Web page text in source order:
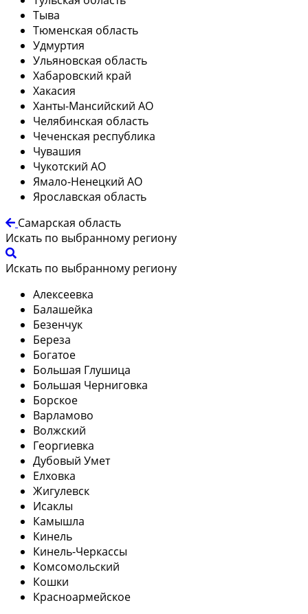
Тыва
Тюменская область
Удмуртия
Ульяновская область
Хабаровский край
Хакасия
Ханты-Мансийский АО
Челябинская область
Чеченская республика
Чувашия
Чукотский АО
Ямало-Ненецкий АО
Ярославская область
Самарская область
Искать по выбранному региону
Искать по выбранному региону
Алексеевка
Балашейка
Безенчук
Береза
Богатое
Большая Глушица
Большая Черниговка
Борское
Варламово
Волжский
Георгиевка
Дубовый Умет
Елховка
Жигулевск
Исаклы
Камышла
Кинель
Кинель-Черкассы
Комсомольский
Кошки
Красноармейское